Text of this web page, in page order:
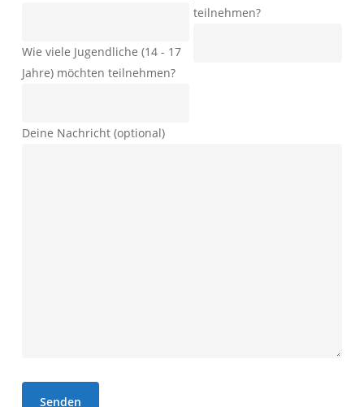
Wie viele Jugendliche (14 - 17
Jahre) möchten teilnehmen?
teilnehmen?
Deine Nachricht (optional)